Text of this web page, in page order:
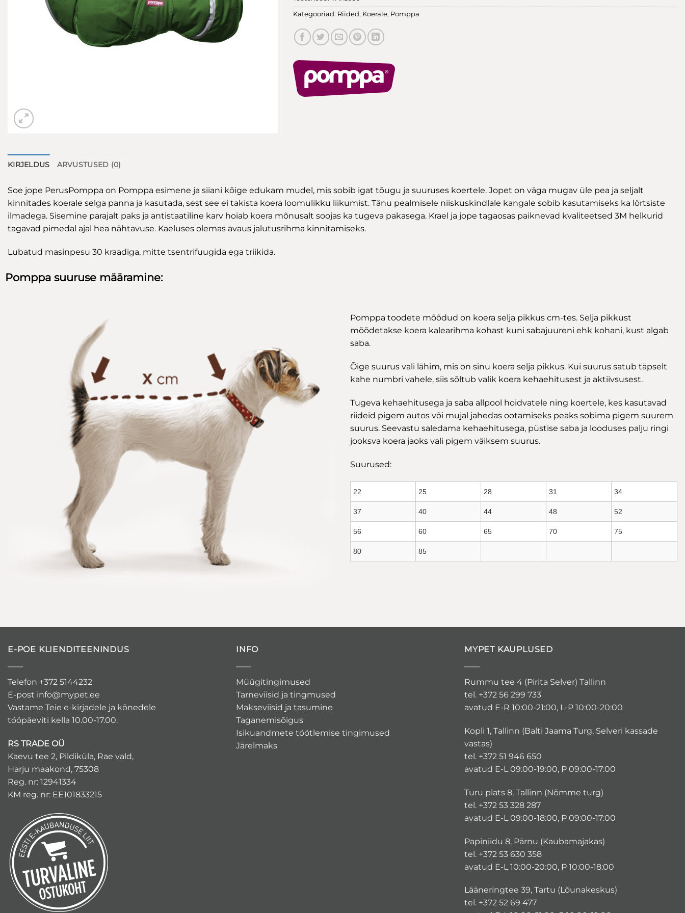
Kategooriad: Riided, Koerale, Pomppa
KIRJELDUS ARVUSTUSED (0)
Soe jope PerusPomppa on Pomppa esimene ja siiani kõige edukam mudel, mis sobib igat tõugu ja suuruses koertele. Jopet on väga mugav üle pea ja seljalt
kinnitades koerale selga panna ja kasutada, sest see ei takista koera loomulikku liikumist. Tänu pealmisele niiskuskindlale kangale sobib kasutamiseks ka lörtsiste
ilmadega. Sisemine parajalt paks ja antistaatiline karv hoiab koera mõnusalt soojas ka tugeva pakasega. Krael ja jope tagaosas paiknevad kvaliteetsed 3M helkurid
tagavad pimedal ajal hea nähtavuse. Kaeluses olemas avaus jalutusrihma kinnitamiseks.
Lubatud masinpesu 30 kraadiga, mitte tsentrifuugida ega triikida.
Pomppa suuruse määramine:
Pomppa toodete mõõdud on koera selja pikkus cm-tes. Selja pikkust
mõõdetakse koera kalearihma kohast kuni sabajuureni ehk kohani, kust algab
saba.
Õige suurus vali lähim, mis on sinu koera selja pikkus. Kui suurus satub täpselt
kahe numbri vahele, siis sõltub valik koera kehaehitusest ja aktiivsusest.
Tugeva kehaehitusega ja saba allpool hoidvatele ning koertele, kes kasutavad
riideid pigem autos või mujal jahedas ootamiseks peaks sobima pigem suurem
suurus. Seevastu saledama kehaehitusega, püstise saba ja looduses palju ringi
jooksva koera jaoks vali pigem väiksem suurus.
Suurused:
22 25 28 31 34
37 40 44 48 52
56 60 65 70 75
80 85
E-POE KLIENDITEENINDUS
Telefon +372 5144232
E-post info@mypet.ee
Vastame Teie e-kirjadele ja kõnedele
tööpäeviti kella 10.00-17.00.
RS TRADE OÜ
Kaevu tee 2, Pildiküla, Rae vald,
Harju maakond, 75308
Reg. nr: 12941334
KM reg. nr: EE101833215
INFO
Müügitingimused
Tarneviisid ja tingmused
Makseviisid ja tasumine
Taganemisõigus
Isikuandmete töötlemise tingimused
Järelmaks
MYPET KAUPLUSED
Rummu tee 4 (Pirita Selver) Tallinn
tel. +372 56 299 733
avatud E-R 10:00-21:00, L-P 10:00-20:00
Kopli 1, Tallinn (Balti Jaama Turg, Selveri kassade
vastas)
tel. +372 51 946 650
avatud E-L 09:00-19:00, P 09:00-17:00
Turu plats 8, Tallinn (Nõmme turg)
tel. +372 53 328 287
avatud E-L 09:00-18:00, P 09:00-17:00
Papiniidu 8, Pärnu (Kaubamajakas)
tel. +372 53 630 358
avatud E-L 10:00-20:00, P 10:00-18:00
Lääneringtee 39, Tartu (Lõunakeskus)
tel. +372 52 69 477